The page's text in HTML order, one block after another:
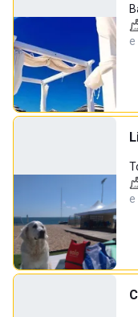
e
e